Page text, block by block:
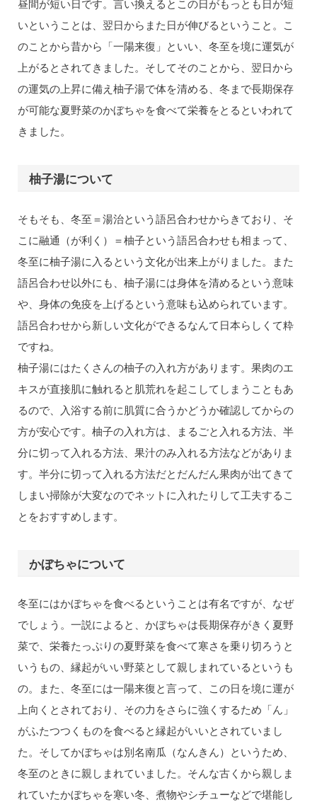
昼間が短い日です。言い換えるとこの日がもっとも日が短
いということは、翌日からまた日が伸びるということ。こ
のことから昔から「一陽来復」といい、冬至を境に運気が
上がるとされてきました。そしてそのことから、翌日から
の運気の上昇に備え柚子湯で体を清める、冬まで長期保存
が可能な夏野菜のかぼちゃを食べて栄養をとるといわれて
きました。
柚子湯について
そもそも、冬至＝湯治という語呂合わせからきており、そ
こに融通（が利く）＝柚子という語呂合わせも相まって、
冬至に柚子湯に入るという文化が出来上がりました。また
語呂合わせ以外にも、柚子湯には身体を清めるという意味
や、身体の免疫を上げるという意味も込められています。
語呂合わせから新しい文化ができるなんて日本らしくて粋
ですね。
柚子湯にはたくさんの柚子の入れ方があります。果肉のエ
キスが直接肌に触れると肌荒れを起こしてしまうこともあ
るので、入浴する前に肌質に合うかどうか確認してからの
方が安心です。柚子の入れ方は、まるごと入れる方法、半
分に切って入れる方法、果汁のみ入れる方法などがありま
す。半分に切って入れる方法だとだんだん果肉が出てきて
しまい掃除が大変なのでネットに入れたりして工夫するこ
とをおすすめします。
かぼちゃについて
冬至にはかぼちゃを食べるということは有名ですが、なぜ
でしょう。一説によると、かぼちゃは長期保存がきく夏野
菜で、栄養たっぷりの夏野菜を食べて寒さを乗り切ろうと
いうもの、縁起がいい野菜として親しまれているというも
の。また、冬至には一陽来復と言って、この日を境に運が
上向くとされており、その力をさらに強くするため「ん」
がふたつつくものを食べると縁起がいいとされていまし
た。そしてかぼちゃは別名南瓜（なんきん）というため、
冬至のときに親しまれていました。そんな古くから親しま
れていたかぼちゃを寒い冬、煮物やシチューなどで堪能し